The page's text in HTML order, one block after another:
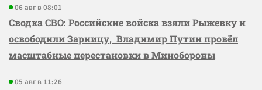
06 авг в 08:01
Сводка СВО: Российские войска взяли Рыжевку и
освободили Зарницу, Владимир Путин провёл
масштабные перестановки в Минобороны
05 авг в 11:26